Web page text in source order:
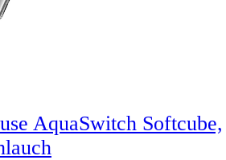
AquaSwitch Softcube,